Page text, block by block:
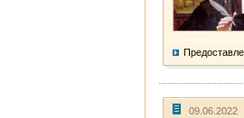
09.06.2022